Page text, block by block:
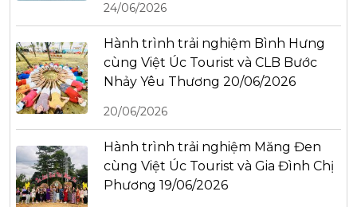
24/06/2026
Hành trình trải nghiệm Bình Hưng
cùng Việt Úc Tourist và CLB Bước
Nhảy Yêu Thương 20/06/2026
20/06/2026
Hành trình trải nghiệm Măng Đen
cùng Việt Úc Tourist và Gia Đình Chị
Phương 19/06/2026